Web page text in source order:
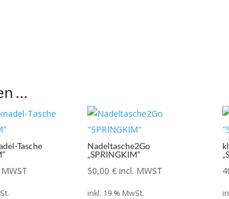
…
Tasche
Nadeltasche2Go
„SPRINGKIM“
50,00€ incl. MWST
inkl. 19 % MwSt.